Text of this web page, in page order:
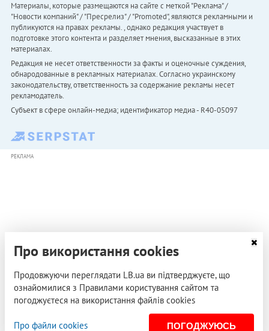
Материалы, которые размещаются на сайте с меткой "Реклама" /
"Новости компаний" / "Пресрелиз" / "Promoted", являются рекламными и
публикуются на правах рекламы. , однако редакция участвует в
подготовке этого контента и разделяет мнения, высказанные в этих
материалах.
Редакция не несет ответственности за факты и оценочные суждения,
обнародованные в рекламных материалах. Согласно украинскому
законодательству, ответственность за содержание рекламы несет
рекламодатель.
Субъект в сфере онлайн-медиа; идентификатор медиа - R40-05097
РЕКЛАМА
Про використання cookies
Продовжуючи переглядати LB.ua ви підтверджуєте, що
ознайомилися з Правилами користування сайтом та
погоджуєтеся на використання файлів cookies
Про файли cookies ПОГОДЖУЮСЬ